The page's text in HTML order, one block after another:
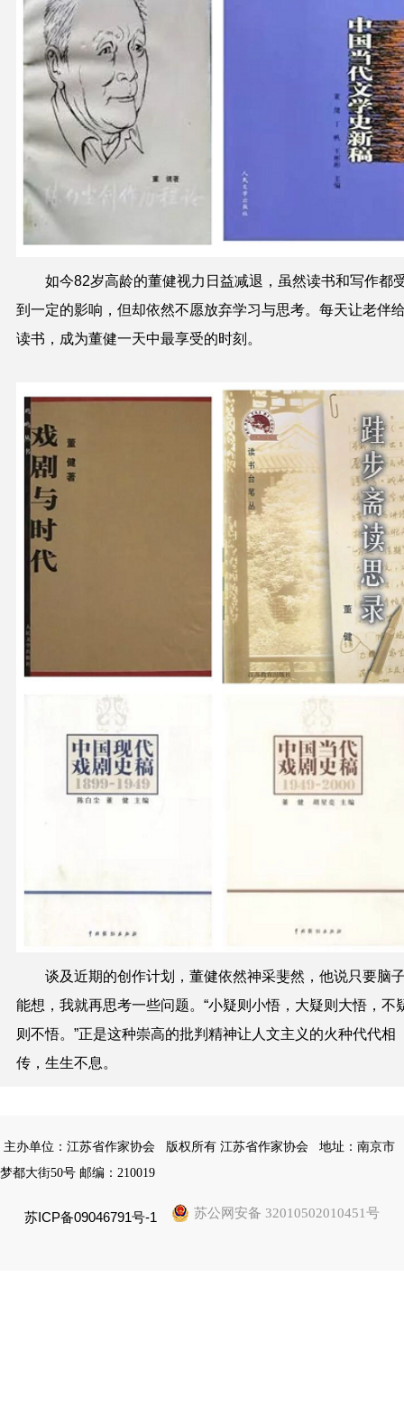
如今82岁高龄的董健视力日益减退，虽然读书和写作都
到一定的影响，但却依然不愿放弃学习与思考。每天让老伴
读书，成为董健一天中最享受的时刻。
谈及近期的创作计划，董健依然神采斐然，他说只要脑
能想，我就再思考一些问题。“小疑则小悟，大疑则大悟，不
则不悟。”正是这种崇高的批判精神让人文主义的火种代代相
传，生生不息。
主办单位：江苏省作家协会 版权所有 江苏省作家协会
地址：南京市
梦都大街50号 邮编：210019
苏ICP备09046791号-1 苏公网安备 32010502010451号